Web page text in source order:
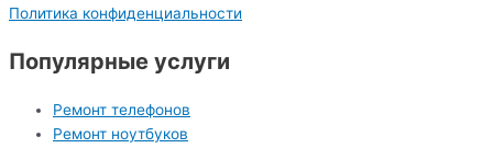
Политика конфиденциальности
Популярные услуги
Ремонт телефонов
Ремонт ноутбуков